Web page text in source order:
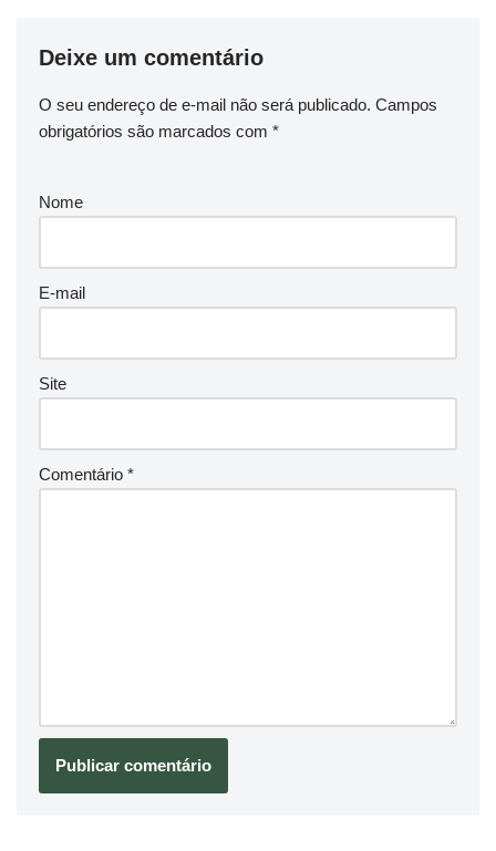
Deixe um comentário
O seu endereço de e-mail não será publicado. Campos
obrigatórios são marcados com *
Nome
E-mail
Site
Comentário *